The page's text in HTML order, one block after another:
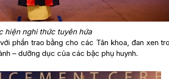
hiện nghi thức tuyên hứa
phần trao bằng cho các Tân khoa, đan xen
– dưỡng dục của các bậc phụ huynh.